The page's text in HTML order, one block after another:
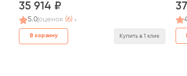
35 914
5.0 оценок (6)
В корзину Купить в 1 клик